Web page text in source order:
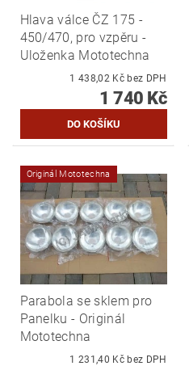
Hlava válce ČZ 175 -
450/470, pro vzpěru -
Uloženka Mototechna
1 438,02 Kč bez DPH
1 740 Kč
Originál Mototechna
Parabola se sklem pro
Panelku - Originál
Mototechna
1 231,40 Kč bez DPH